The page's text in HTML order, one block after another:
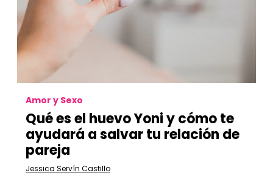
Amor y Sexo
Qué es el huevo Yoni y cómo te
ayudará a salvar tu relación de
pareja
Jessica Servín Castillo